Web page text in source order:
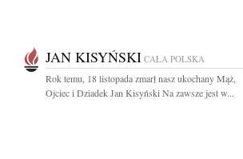
JAN KISYŃSKI CAŁA POLSKA
Rok temu, 18 listopada zmarł nasz ukochany Mąż,
Ojciec i Dziadek Jan Kisyński Na zawsze jest w...